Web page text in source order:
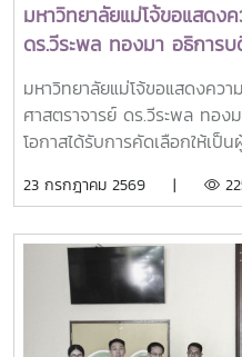
มหาวิทยาลัยแม่โจ้ขอแสดง
ดร.วีระพล ทองมา อธิการบ
ได้รับรางวัล Outstanding
Alumni (OSSA) Awards
มหาวิทยาลัยแม่โจ้ขอแสดงคว
ศาสตราจารย์ ดร.วีระพล ทอง
โอกาสได้รับการคัดเลือกให้เป็
ศูนย์ภูมิภาคเอเชียตะวันออกเฉี
for Graduate Study and
(SEARCA) นับเป็นรางวัลเ
เก่าทุน SEARCA ผู้มีความส
และสร้างคุณูปการสำคัญต่อก
23 กรกฎาคม 2569 |